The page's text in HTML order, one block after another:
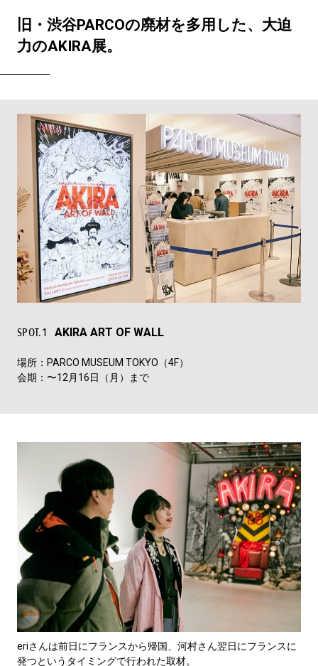
旧・渋谷PARCOの廃材を多用した、大迫
力のAKIRA展。
SPOT.1 AKIRA ART OF WALL
場所：PARCO MUSEUM TOKYO（4F）
会期：〜12月16日（月）まで
eriさんは前日にフランスから帰国、河村さん翌日にフランスに
発つというタイミングで行われた取材。